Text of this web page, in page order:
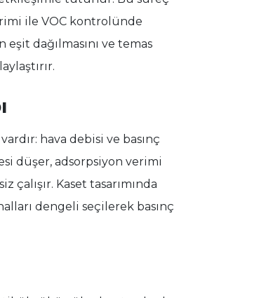
ile VOC kontrolünde
eşit dağılmasını ve temas
hava debisi ve basınç
düşer, adsorpsiyon verimi
Kaset tasarımında
dengeli seçilerek basınç